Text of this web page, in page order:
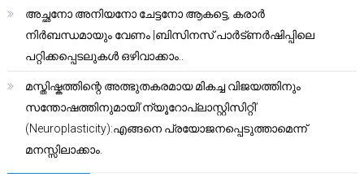
അച്ഛനോ അനിയനോ ചേട്ടനോ ആകട്ടെ, കരാർ
നിർബന്ധമായും വേണം |ബിസിനസ് പാർട്ണർഷിപ്പിലെ
പറ്റിക്കപ്പെടലുകൾ ഒഴിവാക്കാം..
മസ്തിഷ്കത്തിന്റെ അത്ഭുതകരമായ മികച്ച വിജയത്തിനും
സന്തോഷത്തിനുമായി’ന്യൂറോപ്ലാസ്റ്റിസിറ്റി’
(Neuroplasticity):എങ്ങനെ പ്രയോജനപ്പെടുത്താമെന്ന്
മനസ്സിലാക്കാം.